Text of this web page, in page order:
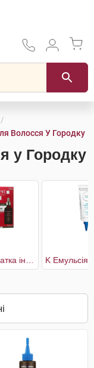
Волосся У Городку
у Городку